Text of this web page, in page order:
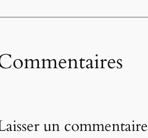
un commentaire